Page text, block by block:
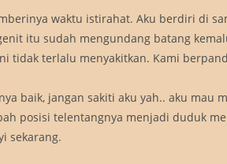
waktu istirahat. Aku berdiri di
itu sudah mengundang batang
tidak terlalu menyakitkan. Kami
baik, jangan sakiti aku yah.. aku mau
posisi telentangnya menjadi duduk
sekarang.